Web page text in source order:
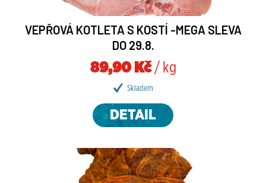
VEPŘOVÁ KOTLETA S KOSTÍ -MEGA SLEVA
DO 29.8.
89,90 Kč/ kg
Skladem
DETAIL